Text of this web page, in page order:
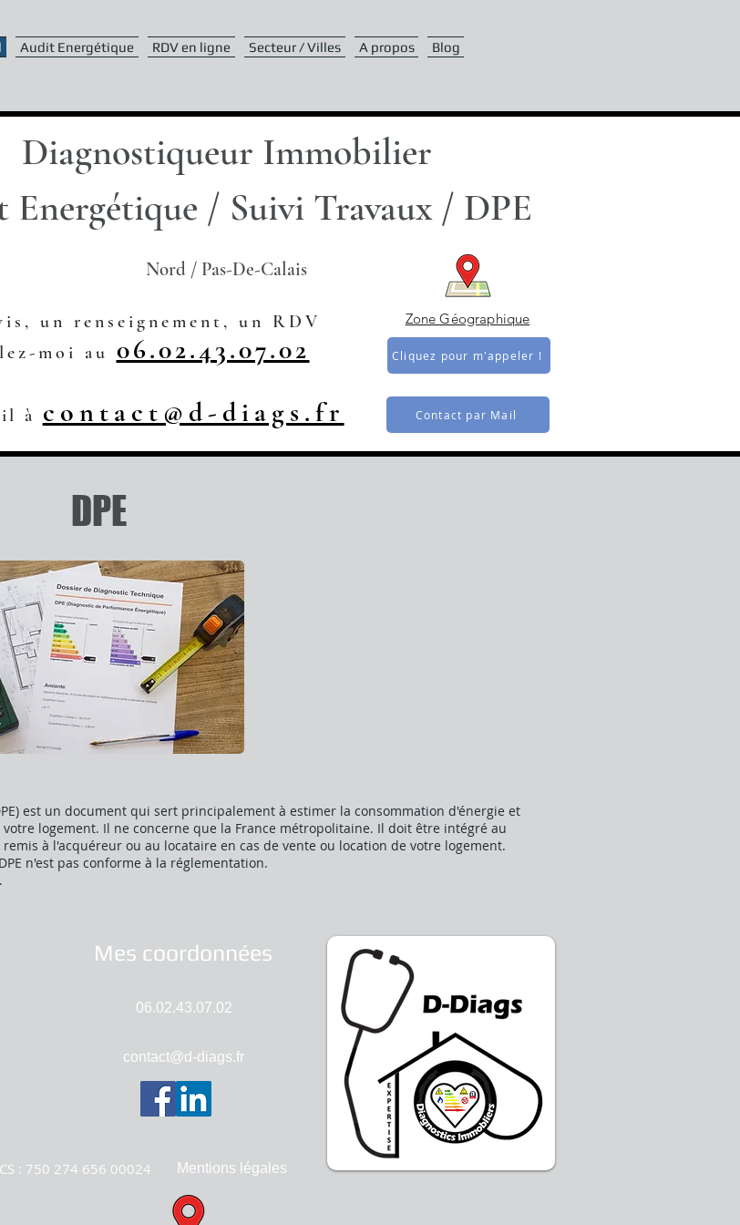
Audit Energétique RDV en ligne Secteur / Villes A propos Blog
Diagnostiqueur Immobilier
/ Suivi Travaux / DPE
Nord / Pas-De-Calais
un renseignement, un RDV
moi au 06.02.43.07.02 Cliquez pour m'appeler !
à contact@d-diags.fr Contact par Mail
Zone Géographique
DPE
est un document qui sert principalement à estimer la consommation d'énergie et
logement. Il ne concerne que la France métropolitaine. Il doit être intégré au
à l'acquéreur ou au locataire en cas de vente ou location de votre logement.
n'est pas conforme à la réglementation.
Mes coordonnées
06.02.43.07.02
contact@d-diags.fr
: 750 274 656 00024 Mentions légales